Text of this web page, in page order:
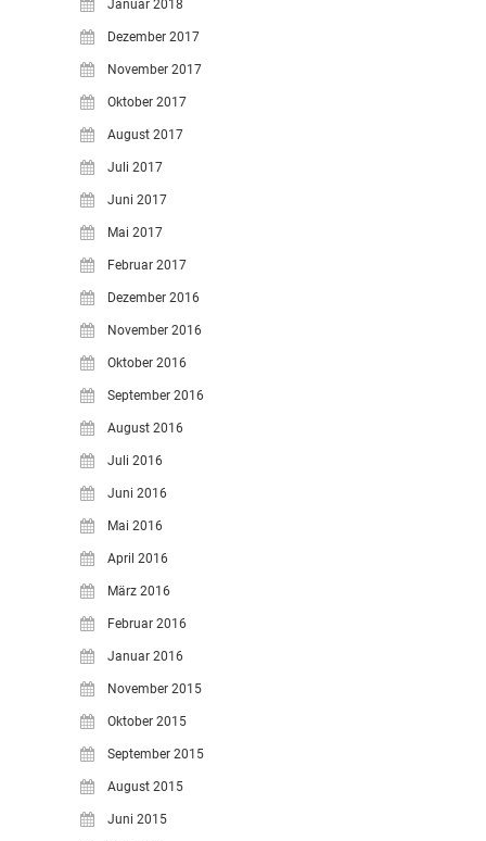
Januar 2018
Dezember 2017
November 2017
Oktober 2017
August 2017
Juli 2017
Juni 2017
Mai 2017
Februar 2017
Dezember 2016
November 2016
Oktober 2016
September 2016
August 2016
Juli 2016
Juni 2016
Mai 2016
April 2016
März 2016
Februar 2016
Januar 2016
November 2015
Oktober 2015
September 2015
August 2015
Juni 2015